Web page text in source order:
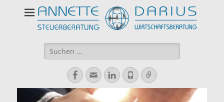
Suchen
nach:
Facebook
E-
Mail
LinkedIn
TelefonVerknüpfung